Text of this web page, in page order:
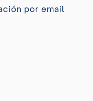
por email